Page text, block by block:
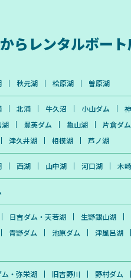
らレンタルボー
秋元湖 桧原湖 曽原湖
北浦 牛久沼 小山ダム
湖 豊英ダム 亀山湖 片倉ダム
津久井湖 相模湖 芦ノ湖
西湖 山中湖 河口湖 木
日吉ダム・天若湖 生野銀山湖
青野ダム 池原ダム 津風呂湖
・弥栄湖 旧吉野川 野村ダム